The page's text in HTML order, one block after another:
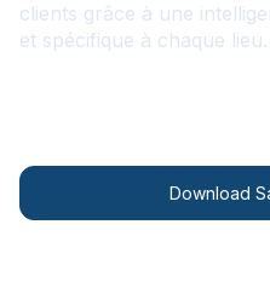
clients grâce à une
et spécifique à chaque lieu.
Download